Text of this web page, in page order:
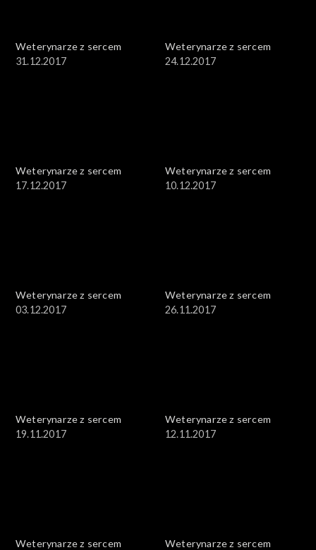
Weterynarze z sercem
31.12.2017
Weterynarze z sercem
24.12.2017
Weterynarze z sercem
17.12.2017
Weterynarze z sercem
10.12.2017
Weterynarze z sercem
03.12.2017
Weterynarze z sercem
26.11.2017
Weterynarze z sercem
19.11.2017
Weterynarze z sercem
12.11.2017
Weterynarze z sercem
Weterynarze z sercem